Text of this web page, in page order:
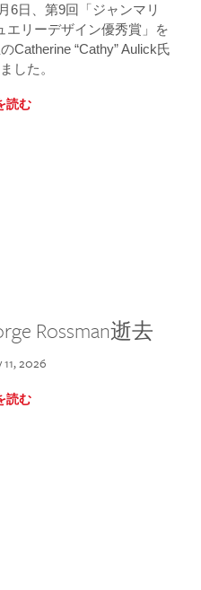
6日、第9回「ジャンマリ
エリーデザイン優秀賞」を
Catherine “Cathy” Aulick氏
した。
読む
Rossman逝去
2026
読む